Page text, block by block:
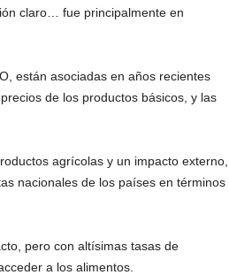
claro… fue principalmente en
están asociadas en años recientes
de los productos básicos, y las
agrícolas y un impacto externo,
nacionales de los países en términos
pero con altísimas tasas de
a los alimentos.